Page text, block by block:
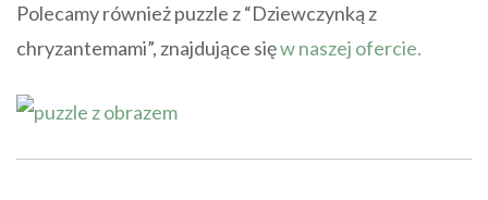
Polecamy również puzzle z “Dziewczynką z
chryzantemami”, znajdujące sięw naszej ofercie.